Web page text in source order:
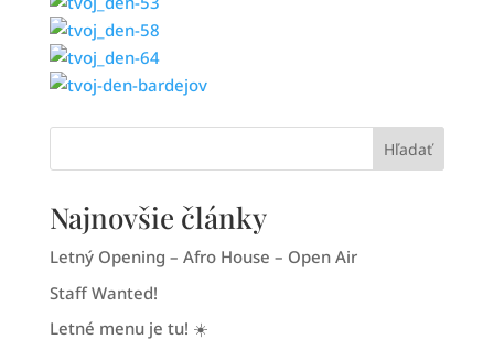
Hľadať
Najnovšie články
Letný Opening – Afro House – Open Air
Staff Wanted!
Letné menu je tu! ☀️